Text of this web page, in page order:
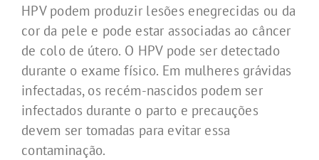
HPV podem produzir lesões enegrecidas ou da
cor da pele e pode estar associadas ao câncer
de colo de útero. O HPV pode ser detectado
durante o exame físico. Em mulheres grávidas
infectadas, os recém-nascidos podem ser
infectados durante o parto e precauções
devem ser tomadas para evitar essa
contaminação.